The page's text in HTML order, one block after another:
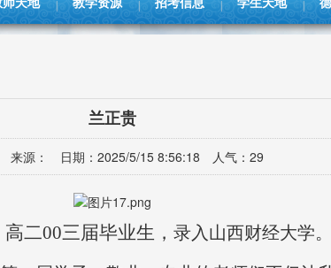
师天地 教学资源 招考信息 学生天地
兰正贵
来源： 日期：2025/5/15 8:56:18 人气： 29
高二00三届毕业生， 录入山西财经大学。